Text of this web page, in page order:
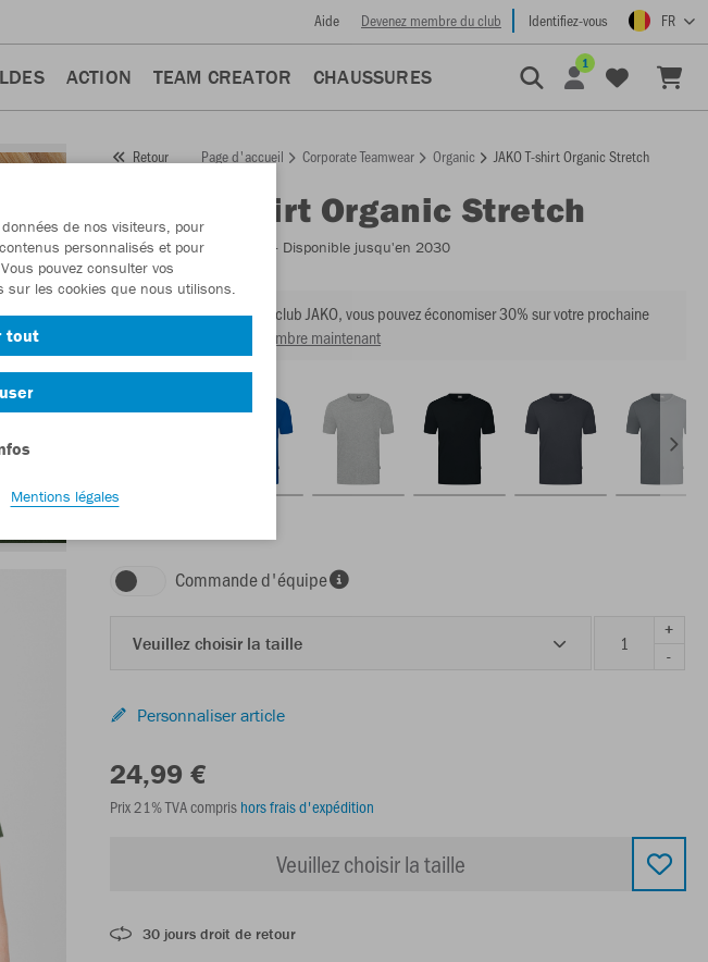
Aide Devenez membre du club Identifiez-vous FR
ACTION TEAM CREATOR CHAUSSURES
1
Retour Page d'accueil Corporate Teamwear Organic JAKO T-shirt Organic Stretch
T-shirt Organic Stretch
Numéro d’article: - Disponible jusqu'en 2030
En tant que membre du club JAKO, vous pouvez économiser 30% sur votre prochaine
Devenir membre maintenant
Commande d'équipe
Veuillez choisir la taille
+
-
Personnaliser article
24,99 €
Prix 21% TVA compris hors frais d'expédition
Veuillez choisir la taille
30 jours droit de retour
de nos visiteurs, pour
personnalisés et pour
pouvez consulter vos
sur les cookies que nous utilisons.
tout
Mentions légales